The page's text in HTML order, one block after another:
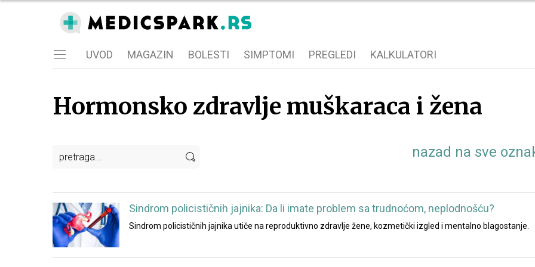
UVOD MAGAZIN BOLESTI SIMPTOMI PREGLEDI KALKULATORI
Hormonsko zdravlje muškaraca i žena
nazad na sve
Sindrom policističnih jajnika: Da li imate problem sa trudnoćom, neplodnošću?
Sindrom policističnih jajnika utiče na reproduktivno zdravlje žene, kozmetički izgled i mentalno blagostanje.